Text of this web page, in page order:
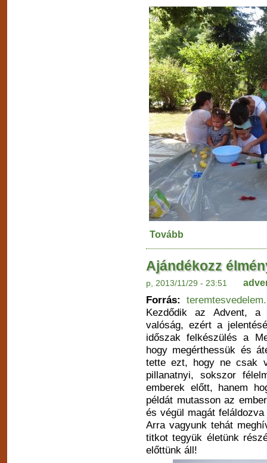
Tovább
Ajándékozz
p, 2013/11/29 - 23:51
Forrás:
Kezdődik az Advent, a
valóság, ezért a
időszak felkészülés a
hogy megérthessük és
tette ezt, hogy ne csak
pillanatnyi, sokszor
emberek előtt, hanem
példát mutasson az
és végül magát
Arra vagyunk tehát
titkot tegyük életünk
előttünk áll!